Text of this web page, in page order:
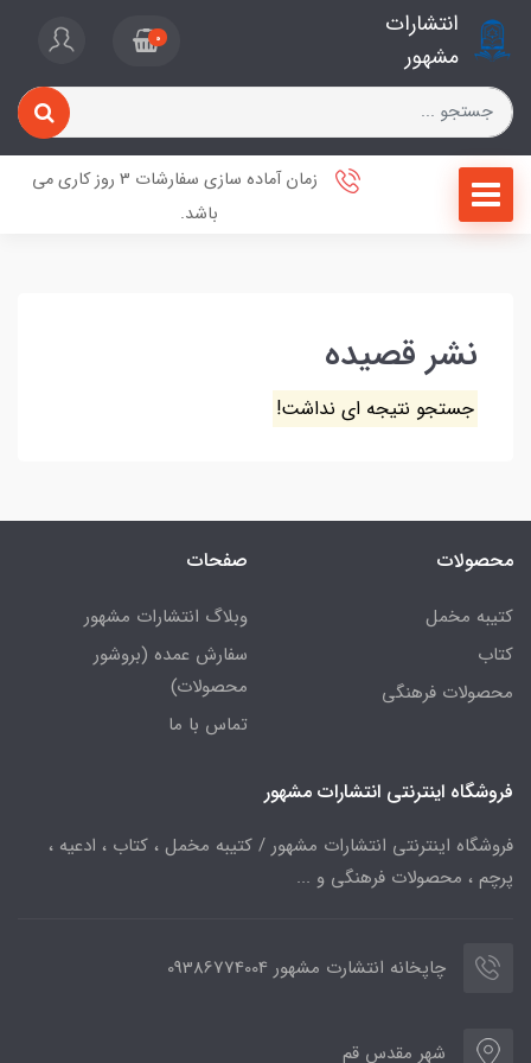
انتشارات
مشهور
0
زمان آماده سازی سفارشات 3 روز کاری می
باشد.
نشر قصیده
جستجو نتیجه ای نداشت!
محصولات
کتیبه مخمل
کتاب
محصولات فرهنگی
صفحات
وبلاگ انتشارات مشهور
سفارش عمده (بروشور
محصولات)
تماس با ما
فروشگاه اینترنتی انتشارات مشهور
فروشگاه اینترنتی انتشارات مشهور / کتیبه مخمل ، کتاب ، ادعیه ،
پرچم ، محصولات فرهنگی و ...
چاپخانه انتشارت مشهور 09386774004
شهر مقدس قم